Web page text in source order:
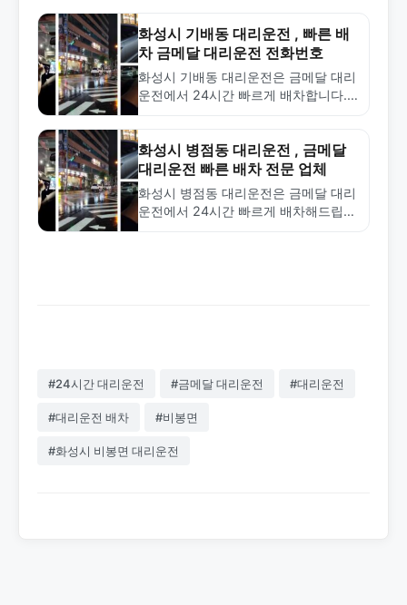
화성시 기배동 대리운전 , 빠른 배
차 금메달 대리운전 전화번호
화성시 기배동 대리운전은 금메달 대리
운전에서 24시간 빠르게 배차합니다.
화하세요.
화성시 병점동 대리운전 , 금메달
대리운전 빠른 배차 전문 업체
화성시 병점동 대리운전은 금메달 대리
운전에서 24시간 빠르게 배차해드립니
#24시간 대리운전 #금메달 대리운전 #대리운전
#대리운전 배차 #비봉면
#화성시 비봉면 대리운전